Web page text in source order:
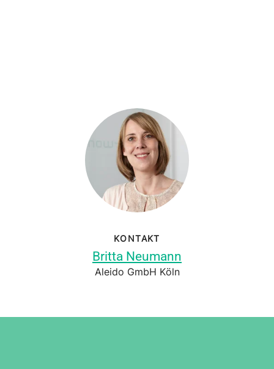
KONTAKT
Britta Neumann
Aleido GmbH Köln